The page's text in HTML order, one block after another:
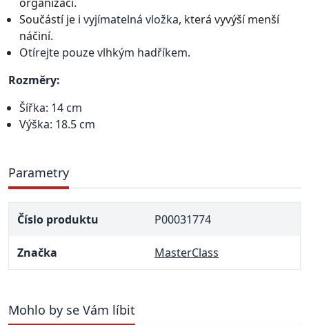
organizaci.
Součástí je i vyjímatelná vložka, která vyvýší menší
náčiní.
Otírejte pouze vlhkým hadříkem.
Rozměry:
Šířka: 14 cm
Výška: 18.5 cm
Parametry
Číslo produktu P00031774
Značka MasterClass
Mohlo by se Vám líbit